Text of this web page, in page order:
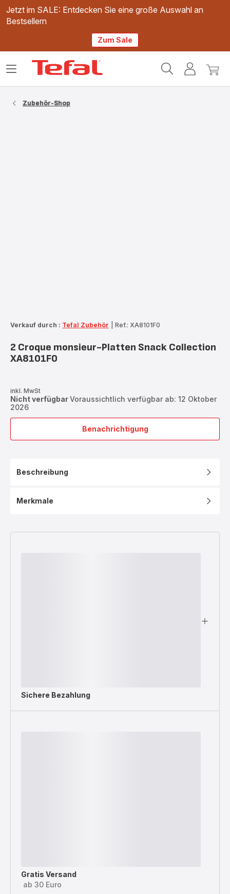
Jetzt im SALE: Entdecken Sie eine große Auswahl an
Bestsellern
Zum Sale
Mein
Mein
Das
Zubehör-Shop
Verkauf durch : Tefal Zubehör Ref.: XA8101F0
2 Croque monsieur-Platten Snack Collection
XA8101F0
inkl. MwSt
Nicht verfügbarVoraussichtlich verfügbar ab: 12 Oktober
2026
Benachrichtigung
2
Croque
Beschreibung
Merkmale
Sichere Bezahlung
Gratis Versand
ab 30 Euro